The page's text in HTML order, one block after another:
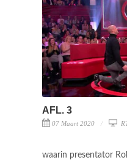
AFL. 3
07 Maart 2020
waarin presentator